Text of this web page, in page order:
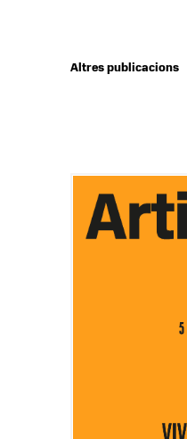
Altres publicacions